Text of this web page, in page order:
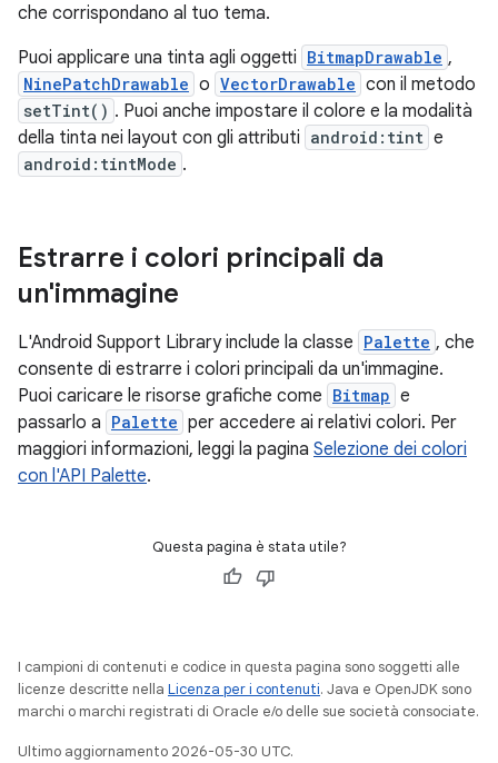
che corrispondano al tuo tema.
Puoi applicare una tinta agli oggetti BitmapDrawable ,
NinePatchDrawable o VectorDrawable con il metodo
setTint() . Puoi anche impostare il colore e la modalità
della tinta nei layout con gli attributi android:tint e
android:tintMode .
Estrarre i colori principali da
un'immagine
L'Android Support Library include la classe Palette , che
consente di estrarre i colori principali da un'immagine.
Puoi caricare le risorse grafiche come Bitmap e
passarlo a Palette per accedere ai relativi colori. Per
maggiori informazioni, leggi la pagina Selezione dei colori
con l'API Palette.
Questa pagina è stata utile?
I campioni di contenuti e codice in questa pagina sono soggetti alle
licenze descritte nella Licenza per i contenuti. Java e OpenJDK sono
marchi o marchi registrati di Oracle e/o delle sue società consociate.
Ultimo aggiornamento 2026-05-30 UTC.